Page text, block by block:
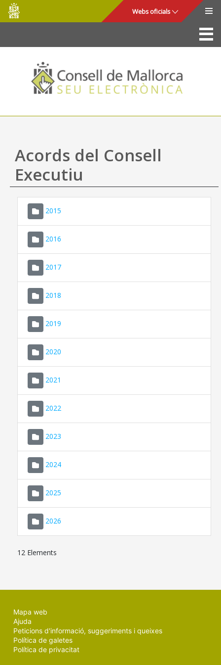
Salta al contingut principal
Consell
de
Mallorca
Webs oficials
La Seu
Consell de Mallorca
Accés i seguretat
Utilitats
Ajuda
Acords del Consell
Executiu
2015
2016
2017
2018
2019
2020
2021
2022
2023
2024
2025
2026
12 Elements
Mapa web
Ajuda
Peticions d'informació, suggeriments i queixes
Política de galetes
Política de privacitat